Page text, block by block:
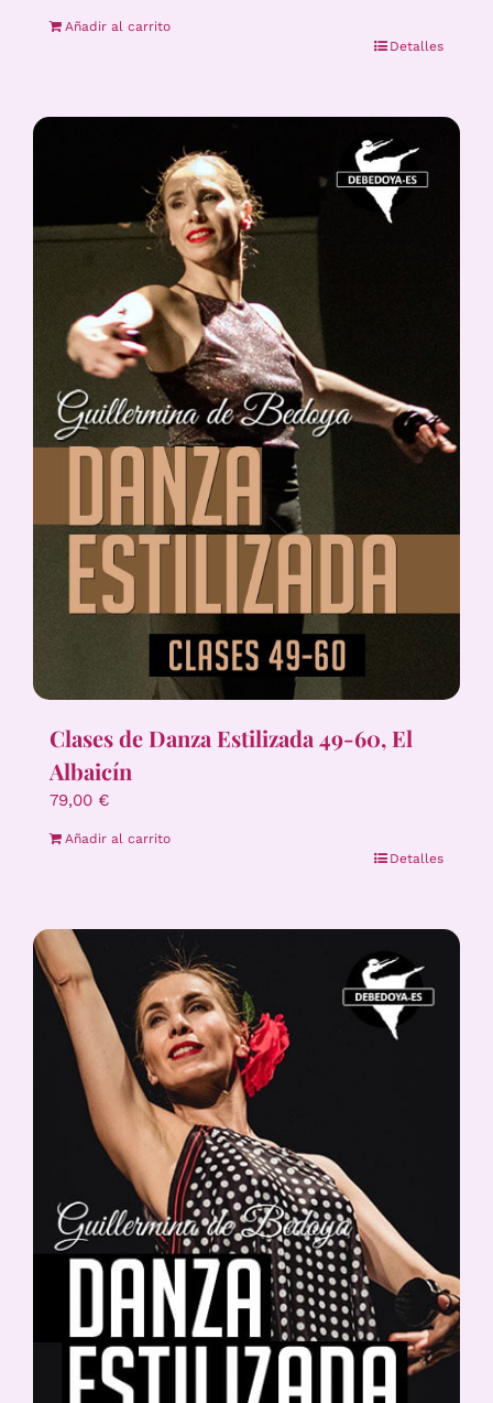
Añadir al carrito
Detalles
Clases de Danza Estilizada 49-60, El
Albaicín
79,00 €
Añadir al carrito
Detalles